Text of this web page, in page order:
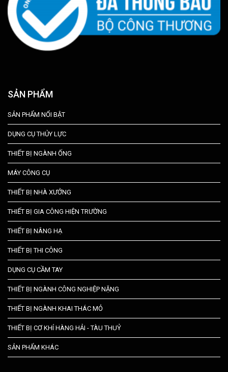
SẢN PHẨM
SẢN PHẨM NỔI BẬT
DỤNG CỤ THỦY LỰC
THIẾT BỊ NGÀNH ỐNG
MÁY CÔNG CỤ
THIẾT BỊ NHÀ XƯỞNG
THIẾT BỊ GIA CÔNG HIỆN TRƯỜNG
THIẾT BỊ NÂNG HẠ
THIẾT BỊ THI CÔNG
DỤNG CỤ CẦM TAY
THIẾT BỊ NGÀNH CÔNG NGHIỆP NẶNG
THIẾT BỊ NGÀNH KHAI THÁC MỎ
THIẾT BỊ CƠ KHÍ HÀNG HẢI - TÀU THUỶ
SẢN PHẨM KHÁC